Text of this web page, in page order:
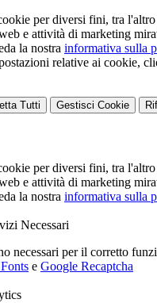
per diversi fini, tra l'altro
e attività di marketing
la nostra informativa sulla
relative ai cookie,
Tutti Gestisci Cookie
per diversi fini, tra l'altro
e attività di marketing
la nostra informativa sulla
Necessari
necessari per il corretto
e Google Recaptcha